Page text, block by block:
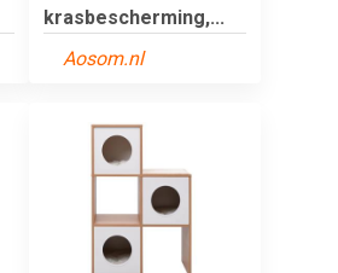
krasbescherming,...
Aosom.nl